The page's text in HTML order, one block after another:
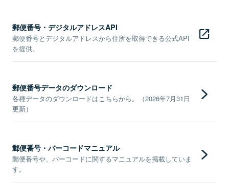
郵便番号・デジタルアドレスAPI
郵便番号とデジタルアドレスから住所を取得できる公式API
を提供。
郵便番号データのダウンロード
各種データのダウンロードはこちらから。（2026年7月31日
更新）
郵便番号・バーコードマニュアル
郵便番号や、バーコードに関するマニュアルを掲載していま
す。